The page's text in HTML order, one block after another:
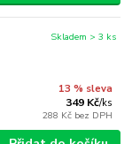
13 % sleva
349 Kč/ks
288 Kč bez DPH
Skladem > 3 ks